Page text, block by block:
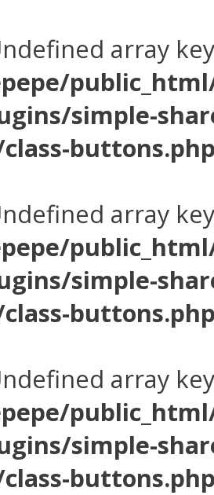
array
simple-
array
simple-
array
simple-